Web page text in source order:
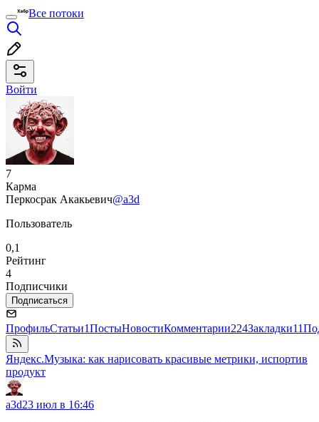
Все потоки
Войти
7
Карма
Перкосрак Акакьевич@a3d
Пользователь
0,1
Рейтинг
4
Подписчики
Подписаться
ПрофильСтатьи1ПостыНовостиКомментарии224Закладки11
Яндекс.Музыка: как нарисовать красивые метрики, испортив
продукт
a3d23 июл в 16:46